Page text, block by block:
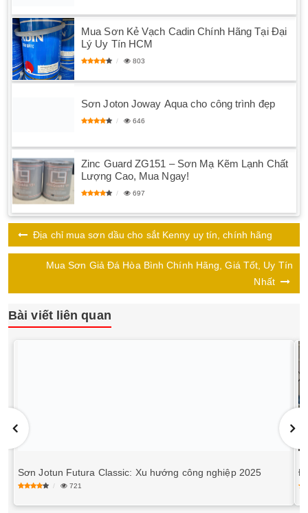
Mua Sơn Kẻ Vạch Cadin Chính Hãng Tại Đại
Lý Uy Tín HCM
803
Sơn Joton Joway Aqua cho công trình đẹp
646
Zinc Guard ZG151 – Sơn Mạ Kẽm Lạnh Chất
Lượng Cao, Mua Ngay!
697
Địa chỉ mua sơn dầu cho sắt Kenny uy tín, chính hãng
Mua Sơn Giả Đá Hòa Bình Chính Hãng, Giá Tốt, Uy Tín
Nhất
Bài viết liên quan
Sơn Jotun Futura Classic: Xu hướng công nghiệp 2025
721